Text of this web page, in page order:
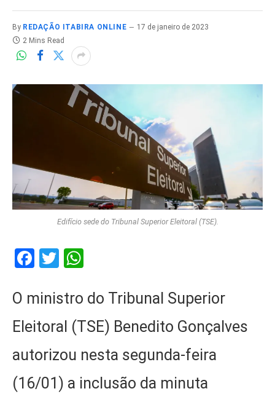
By REDAÇÃO ITABIRA ONLINE
17 de janeiro de 2023
2 Mins Read
Edifício sede do Tribunal Superior Eleitoral (TSE).
Facebook
Twitter
O ministro do Tribunal Superior
Eleitoral (TSE) Benedito Gonçalves
autorizou nesta segunda-feira
(16/01) a inclusão da minuta